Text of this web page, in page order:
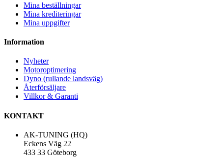
Mina beställningar
Mina krediteringar
Mina uppgifter
Information
Nyheter
Motoroptimering
Dyno (rullande landsväg)
Återförsäljare
Villkor & Garanti
KONTAKT
AK-TUNING (HQ)
Eckens Väg 22
433 33 Göteborg